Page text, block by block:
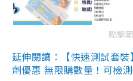
點擊
延伸閱讀：【快速測試套
劑優惠 無限購數量！可檢